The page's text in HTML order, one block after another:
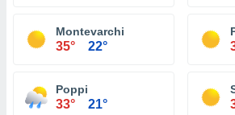
Montevarchi
35° 22°
Poppi
33° 21°